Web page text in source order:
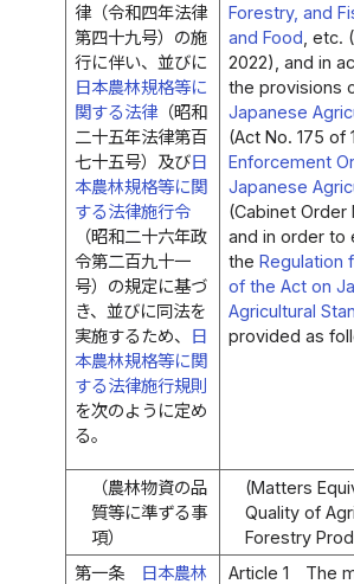
律（令和四年法律
第四十九号）の施
行に伴い、並びに
日本農林規格等に
関する法律（昭和
二十五年法律第百
七十五号）及び日
本農林規格等に関
する法律施行令
（昭和二十六年政
令第二百九十一
号）の規定に基づ
き、並びに同法を
実施するため、
日
本農林規格等に関
する法律施行規則
を次のように定め
る。
Forestry, and
and Food , etc.
2022), and in
the provisions
Japanese
(Act No. 175 of
Enforcement
Japanese
(Cabinet Order
and in order to
the Regulation
of the Act on
Agricultural
provided as
（農林物資の品
質等に準ずる事
項）
(Matters
Quality of
Forestry
第一条
日本農林
Article 1
The